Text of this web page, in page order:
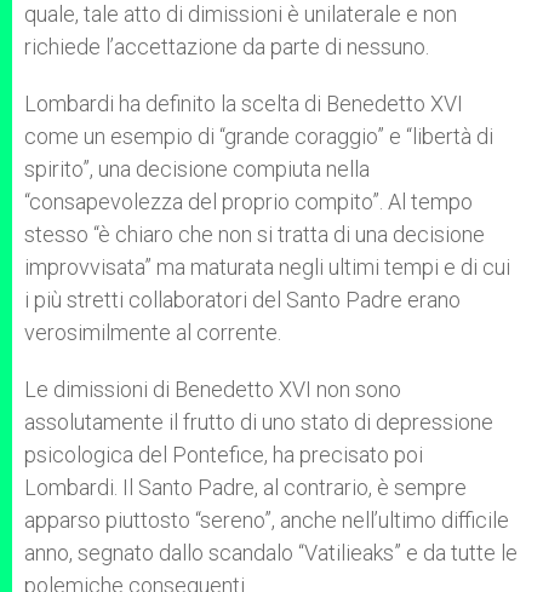
quale, tale atto di dimissioni è unilaterale e non
richiede l’accettazione da parte di nessuno.
Lombardi ha definito la scelta di Benedetto XVI
come un esempio di “grande coraggio” e “libertà di
spirito”, una decisione compiuta nella
“consapevolezza del proprio compito”. Al tempo
stesso “è chiaro che non si tratta di una decisione
improvvisata” ma maturata negli ultimi tempi e di cui
i più stretti collaboratori del Santo Padre erano
verosimilmente al corrente.
Le dimissioni di Benedetto XVI non sono
assolutamente il frutto di uno stato di depressione
psicologica del Pontefice, ha precisato poi
Lombardi. Il Santo Padre, al contrario, è sempre
apparso piuttosto “sereno”, anche nell’ultimo difficile
anno, segnato dallo scandalo “Vatilieaks” e da tutte le
polemiche conseguenti.